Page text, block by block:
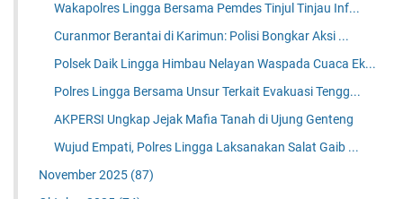
Wakapolres Lingga Bersama Pemdes Tinjul Tinjau Inf...
Curanmor Berantai di Karimun: Polisi Bongkar Aksi ...
Polsek Daik Lingga Himbau Nelayan Waspada Cuaca Ek...
Polres Lingga Bersama Unsur Terkait Evakuasi Tengg...
AKPERSI Ungkap Jejak Mafia Tanah di Ujung Genteng
Wujud Empati, Polres Lingga Laksanakan Salat Gaib ...
November 2025 (87)